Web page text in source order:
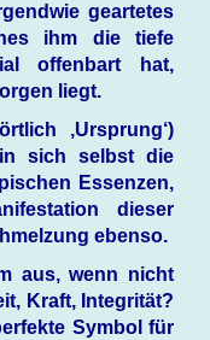
geartetes
ihm die tiefe
offenbart hat,
liegt.
‚Ursprung‘)
sich selbst die
Essenzen,
dieser
ebenso.
aus, wenn nicht
Kraft, Integrität?
Symbol für